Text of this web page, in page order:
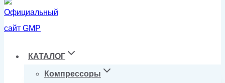
КАТАЛОГ
Компрессоры